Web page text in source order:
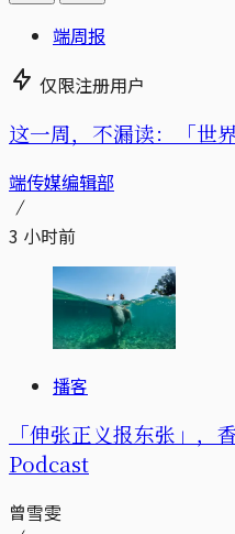
端周报
仅限注册用户
这一周，不漏读：「世
端传媒编辑部
3 小时前
播客
「伸张正义报东张」，
Podcast
曾雪雯